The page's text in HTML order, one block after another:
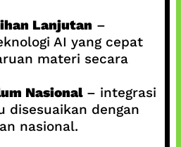
Lanjutan –
AI yang cepat
materi secara
Nasional– integrasi
disesuaikan dengan
nasional.